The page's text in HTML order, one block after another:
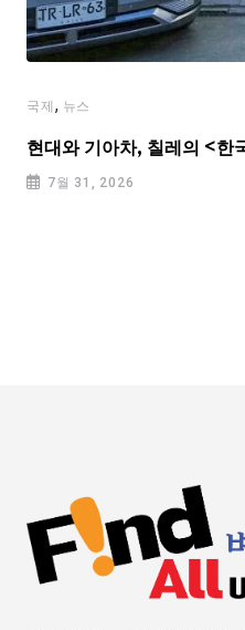
국제 , 뉴스
현대와 기아차, 칠레의 <한
7월 31, 2026